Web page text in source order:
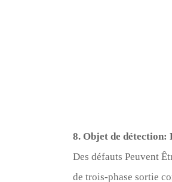
8. Objet de détection:
Des défauts Peuvent
de trois-phase sortie